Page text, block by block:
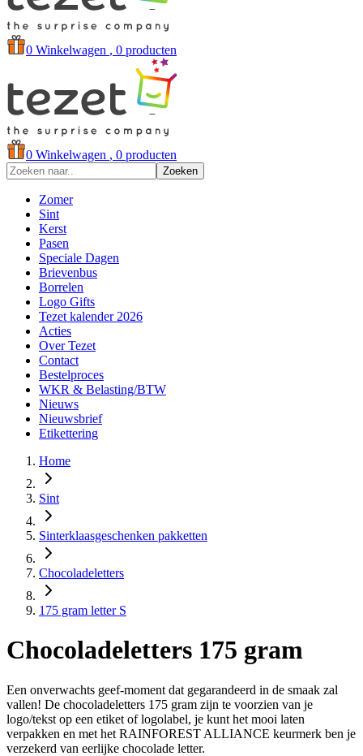
0 Winkelwagen , 0 producten
0 Winkelwagen , 0 producten
Zoeken
Zomer
Sint
Kerst
Pasen
Speciale Dagen
Brievenbus
Borrelen
Logo Gifts
Tezet kalender 2026
Acties
Over Tezet
Contact
Bestelproces
WKR & Belasting/BTW
Nieuws
Nieuwsbrief
Etikettering
Home
Sint
Sinterklaasgeschenken pakketten
Chocoladeletters
175 gram letter S
Chocoladeletters 175 gram
Een onverwachts geef-moment dat gegarandeerd in de smaak zal
vallen! De chocoladeletters 175 gram zijn te voorzien van je
logo/tekst op een etiket of logolabel, je kunt het mooi laten
verpakken en met het RAINFOREST ALLIANCE keurmerk ben je
verzekerd van eerlijke chocolade letter.